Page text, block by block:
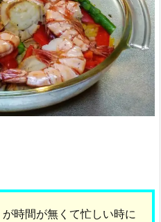
時間が無くて忙しい時に